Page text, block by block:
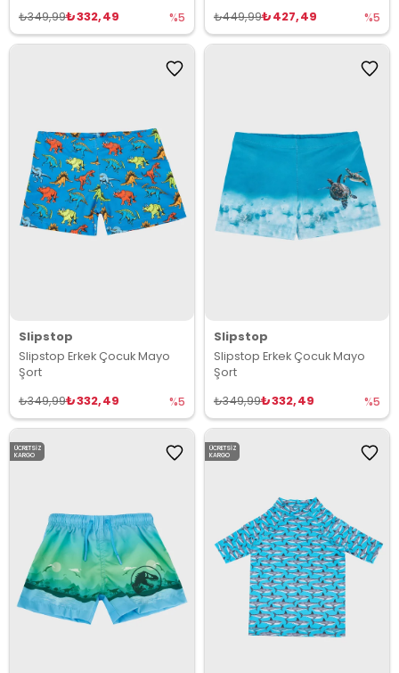
₺332,49
₺349,99 %5 ₺427,49
₺449,99 %5
Slipstop
Slipstop Erkek Çocuk Mayo
Şort
₺332,49
₺349,99 %5
Slipstop
Slipstop Erkek Çocuk Mayo
Şort
₺332,49
₺349,99 %5
ÜCRETSIZ
KARGO
ÜCRETSIZ
KARGO